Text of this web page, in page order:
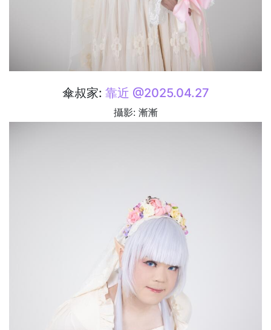
傘叔家: 靠近 @2025.04.27
攝影: 漸漸